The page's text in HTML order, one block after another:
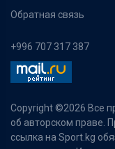
Обратная связь
+996 707 317 387
Copyright ©2026 Все
об авторском праве.
ссылка на Sport.kg